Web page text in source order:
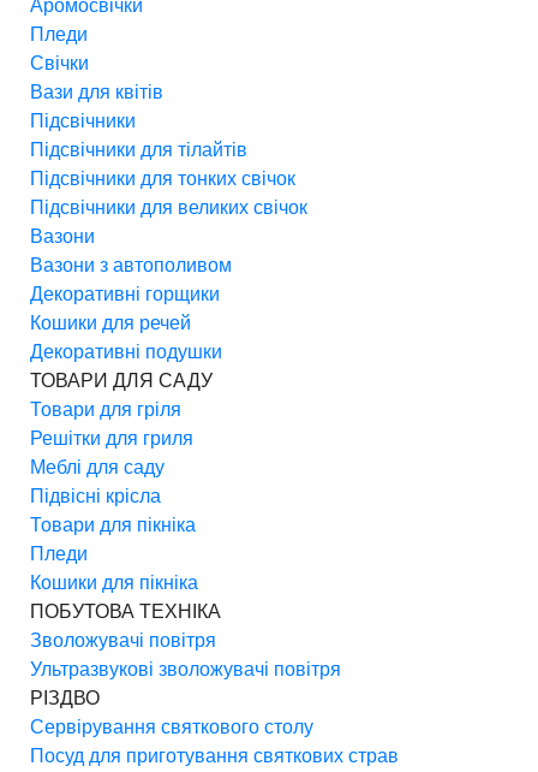
Аромосвічки
Пледи
Свічки
Вази для квітів
Підсвічники
Підсвічники для тілайтів
Підсвічники для тонких свічок
Підсвічники для великих свічок
Вазони
Вазони з автополивом
Декоративні горщики
Кошики для речей
Декоративні подушки
ТОВАРИ ДЛЯ САДУ
Товари для гріля
Решітки для гриля
Меблі для саду
Підвісні крісла
Товари для пікніка
Пледи
Кошики для пікніка
ПОБУТОВА ТЕХНІКА
Зволожувачі повітря
Ультразвукові зволожувачі повітря
РІЗДВО
Сервірування святкового столу
Посуд для приготування святкових страв